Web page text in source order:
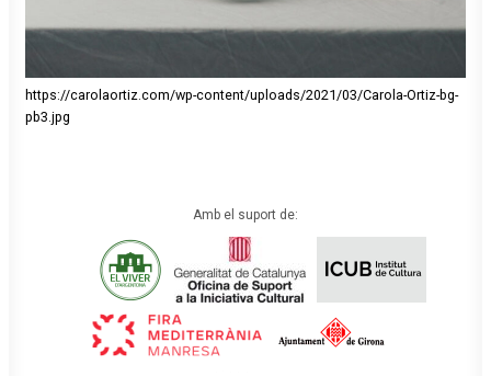
https://carolaortiz.com/wp-content/uploads/2021/03/Carola-Ortiz-bg-
pb3.jpg
Amb el suport de: